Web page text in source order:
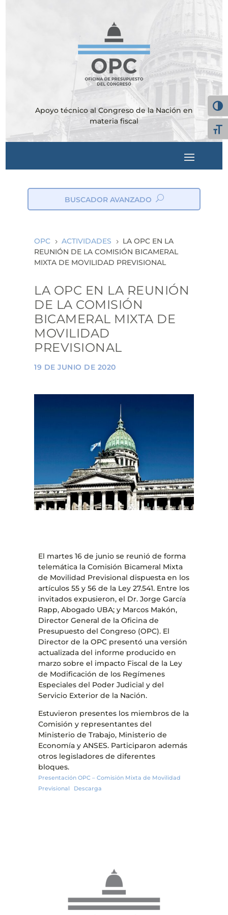
Apoyo técnico al Congreso de la Nación en
materia fiscal
BUSCADOR AVANZADO
rc
h
ic
on
OPC 5 ACTIVIDADES 5
LA OPC EN LA
REUNIÓN DE LA COMISIÓN BICAMERAL
MIXTA DE MOVILIDAD PREVISIONAL
LA OPC EN LA REUNIÓN
DE LA COMISIÓN
BICAMERAL MIXTA DE
MOVILIDAD
PREVISIONAL
19 DE JUNIO DE 2020
El martes 16 de junio se reunió de forma
telemática la Comisión Bicameral Mixta
de Movilidad Previsional dispuesta en los
artículos 55 y 56 de la Ley 27.541. Entre los
invitados expusieron, el Dr. Jorge García
Rapp, Abogado UBA; y Marcos Makón,
Director General de la Oficina de
Presupuesto del Congreso (OPC). El
Director de la OPC presentó una versión
actualizada del informe producido en
marzo sobre el impacto Fiscal de la Ley
de Modificación de los Regímenes
Especiales del Poder Judicial y del
Servicio Exterior de la Nación.
Estuvieron presentes los miembros de la
Comisión y representantes del
Ministerio de Trabajo, Ministerio de
Economía y ANSES. Participaron además
otros legisladores de diferentes
bloques.
Presentación OPC – Comisión Mixta de Movilidad
Previsional
Descarga